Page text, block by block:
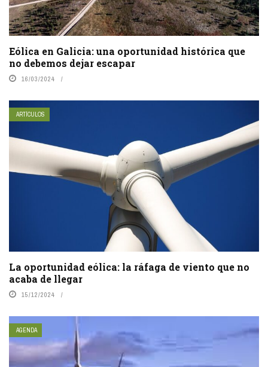
Eólica en Galicia: una oportunidad histórica que
no debemos dejar escapar
16/03/2024
ARTÍCULOS
La oportunidad eólica: la ráfaga de viento que no
acaba de llegar
15/12/2024
AGENDA